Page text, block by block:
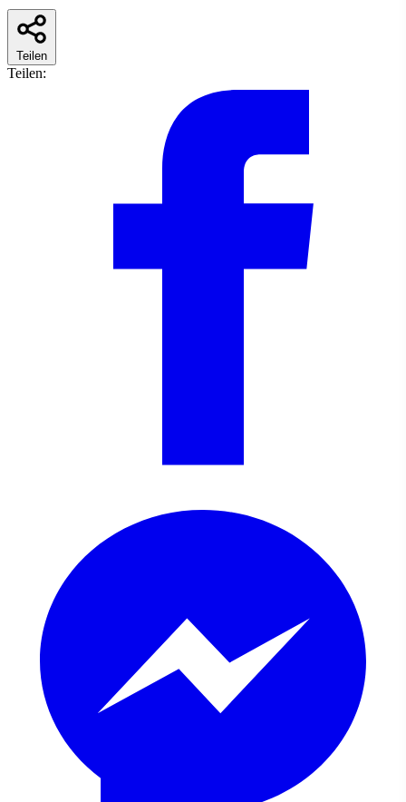
Teilen
Teilen: